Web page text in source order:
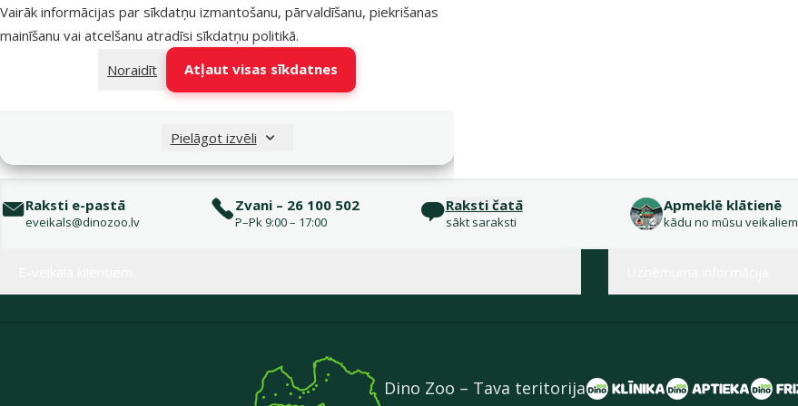
Vairāk informācijas par sīkdatņu izmantošanu, pārvaldīšanu, piekrišanas
mainīšanu vai atcelšanu atradīsi sīkdatņu politikā.
Noraidīt
Atļaut visas sīkdatnes
Pielāgot izvēli
Atsauksmes 40%
0
Atsauksmes 20%
0
Raksti e-pastā
eveikals@dinozoo.lv
Zvani – 26 100 502
P–Pk 9:00 – 17:00
Raksti čatā
sākt saraksti
Apmeklē klātienē
kādu no mūsu veikaliem
Dino Zoo – Tava teritorija